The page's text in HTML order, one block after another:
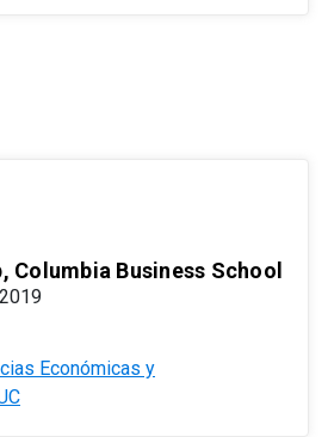
Columbia Business School
Económicas y